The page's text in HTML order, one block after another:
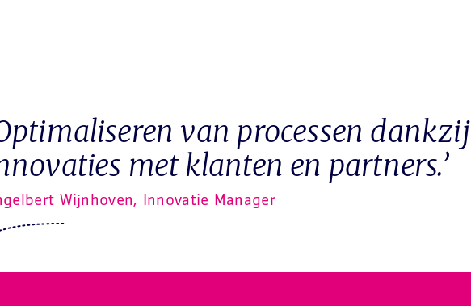
van processen dankzij
met klanten en partners.’
Wijnhoven, Innovatie Manager